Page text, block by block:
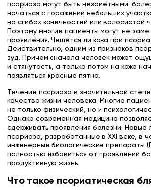
псориаза могут быть незаметными:
начаться с поражений небольших
на сгибах конечностей или волосистой
Поэтому многие пациенты могут не
проявления. Чешется ли кожа при
Действительно, одним из признаков
зуд. Причем сначала человек может
и стянутость, а только потом на коже
появляться красные пятна.
Течение псориаза в значительной
качество жизни человека. Многие
не только физический, но и
Однако современная медицина
сдерживать проявления болезни. Новые
псориаза, разработанные в XXI веке, в
инженерные биологические препараты
полностью избавиться от проявлений
продуктивную жизнь.
Что такое псориатическая